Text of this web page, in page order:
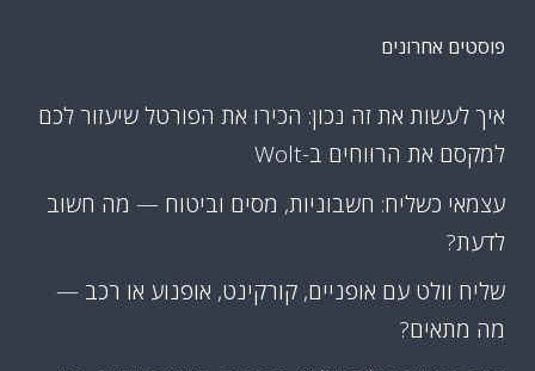
פוסטים אחרונים
איך לעשות את זה נכון: הכירו את הפורטל שיעזור לכם
למקסם את הרווחים ב-Wolt
עצמאי כשליח: חשבוניות, מסים וביטוח — מה חשוב
לדעת?
שליח וולט עם אופניים, קורקינט, אופנוע או רכב —
מה מתאים?